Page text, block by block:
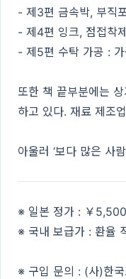
- 제3편 금속박, 부직
- 제4편 잉크, 점접착
- 제5편 수탁 가공 :
또한 책 끝부분에는
하고 있다. 재료 제조
아울러 ‘보다 많은 사
※ 일본 정가 : ￥
※ 국내 보급가 : 환율
※ 구입 문의 : (사)한